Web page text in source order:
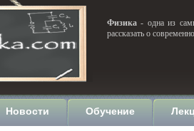
Физика - одна из
рассказать о
Новости Обучение